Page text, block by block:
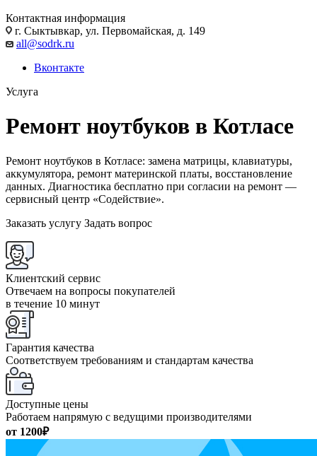
Контактная информация
г. Сыктывкар, ул. Первомайская, д. 149
all@sodrk.ru
Вконтакте
Услуга
Ремонт ноутбуков в Котлаcе
Ремонт ноутбуков в Котлаcе: замена матрицы, клавиатуры,
аккумулятора, ремонт материнской платы, восстановление
данных. Диагностика бесплатно при согласии на ремонт —
сервисный центр «Содействие».
Заказать услугу Задать вопрос
Клиентский сервис
Отвечаем на вопросы покупателей
в течение 10 минут
Гарантия качества
Соответствуем требованиям и стандартам качества
Доступные цены
Работаем напрямую с ведущими производителями
от 1200₽